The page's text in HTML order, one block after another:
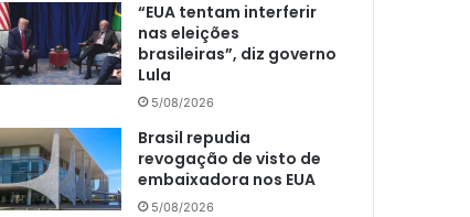
“EUA tentam interferir
nas eleições
brasileiras”, diz governo
Lula
5/08/2026
Brasil repudia
revogação de visto de
embaixadora nos EUA
5/08/2026